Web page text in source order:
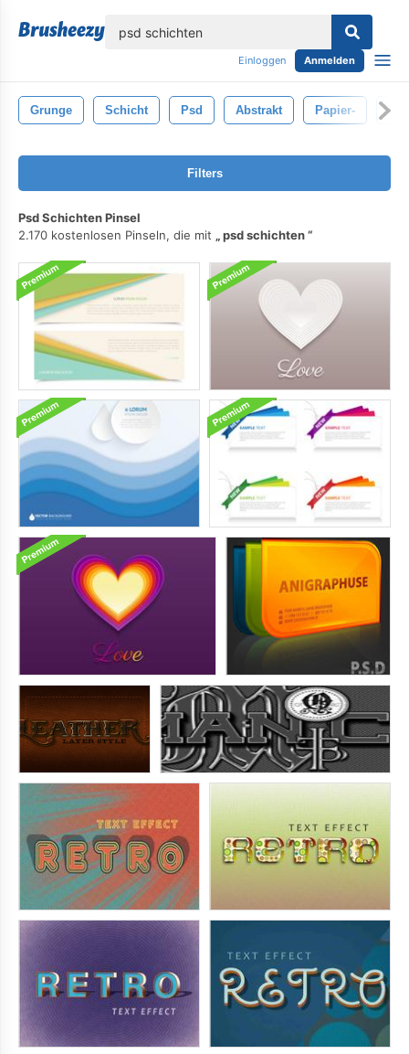
Einloggen Anmelden
Grunge Schicht Psd Abstrakt Papier-
Filters
Psd Schichten Pinsel
2.170 kostenlosen Pinseln, die mit
psd schichten